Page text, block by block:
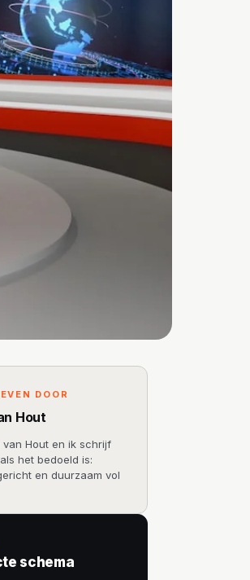
DOOR
Hout
van Hout en ik schrijf
het bedoeld is:
en duurzaam vol
schema